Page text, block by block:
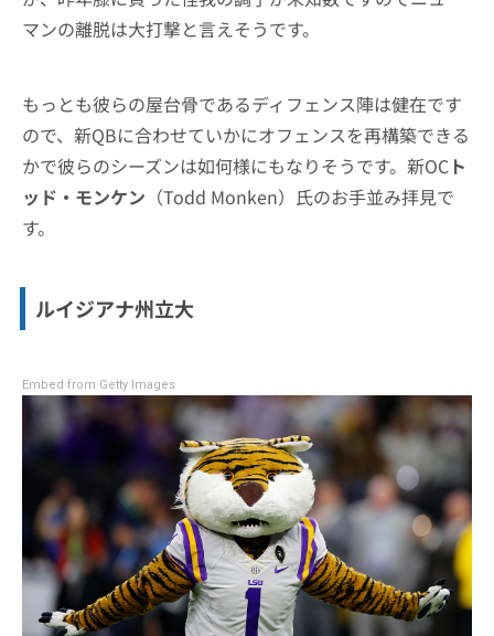
マンの離脱は大打撃と言えそうです。
もっとも彼らの屋台骨であるディフェンス陣は健在です
ので、新QBに合わせていかにオフェンスを再構築できる
かで彼らのシーズンは如何様にもなりそうです。新OC ト
ッド・モンケン （Todd Monken）氏のお手並み拝見で
す。
ルイジアナ州立大
Embed from Getty Images